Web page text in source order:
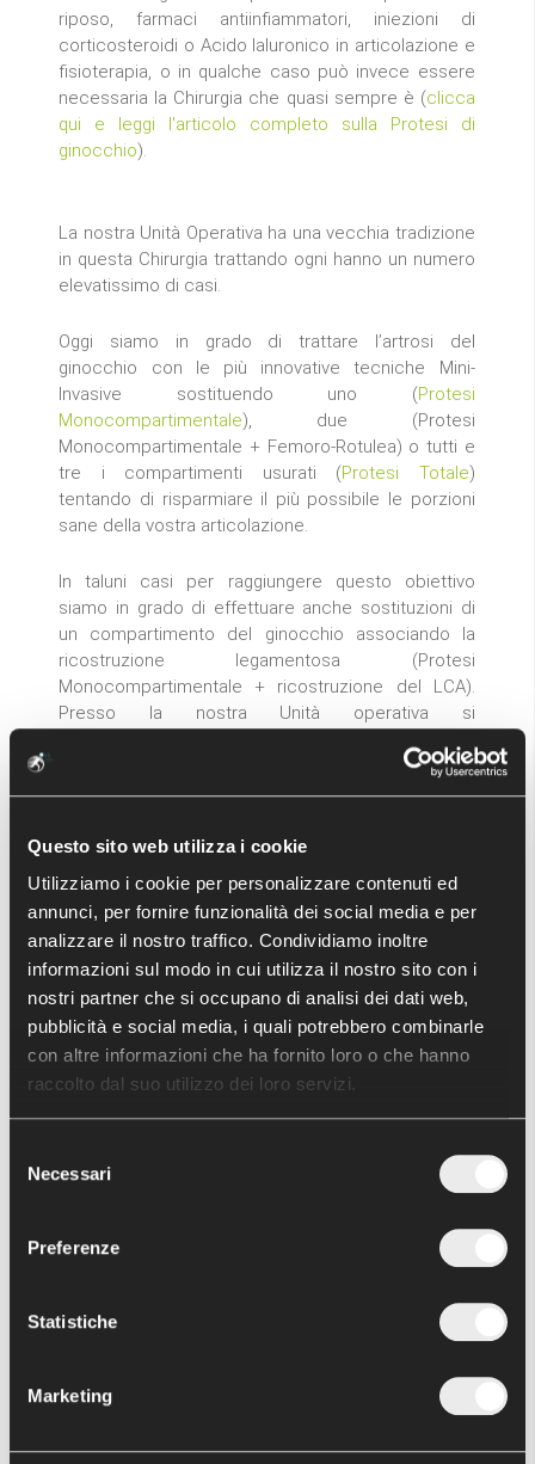
Questo sito web utilizza i cookie
Utilizziamo i cookie per personalizzare contenuti ed
annunci, per fornire funzionalità dei social media e per
analizzare il nostro traffico. Condividiamo inoltre
informazioni sul modo in cui utilizza il nostro sito con i
nostri partner che si occupano di analisi dei dati web,
pubblicità e social media, i quali potrebbero combinarle
con altre informazioni che ha fornito loro o che hanno
raccolto dal suo utilizzo dei loro servizi.
delNecessari
Preferenze
Statistiche
Marketing
riposo, farmaci antiinfiammatori, iniezioni di
corticosteroidi o Acido Ialuronico in articolazione e
fisioterapia, o in qualche caso può invece essere
necessaria la Chirurgia che quasi sempre è (clicca
qui e leggi l'articolo completo sulla Protesi di
ginocchio).
La nostra Unità Operativa ha una vecchia tradizione
in questa Chirurgia trattando ogni hanno un numero
elevatissimo di casi.
Oggi siamo in grado di trattare l’artrosi del
ginocchio con le più innovative tecniche Mini-
Invasive sostituendo uno (Protesi
Monocompartimentale), due (Protesi
Monocompartimentale + Femoro-Rotulea) o tutti e
tre i compartimenti usurati (Protesi Totale)
tentando di risparmiare il più possibile le porzioni
sane della vostra articolazione.
In taluni casi per raggiungere questo obiettivo
siamo in grado di effettuare anche sostituzioni di
un compartimento del ginocchio associando la
ricostruzione legamentosa (Protesi
Monocompartimentale + ricostruzione del LCA).
Presso la nostra Unità operativa si
precedentemente impiantate perché usurate o
infette.
Consulta l'area dedicata alle patologie del
ginocchio per saperne di più.